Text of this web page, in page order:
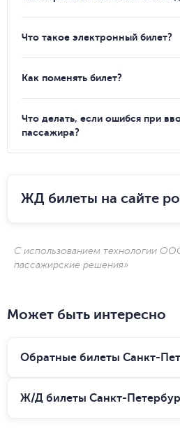
Что такое электронный билет?
Как поменять билет?
Что делать, если ошибся при
пассажира?
ЖД билеты на сайте
С использованием технологии
пассажирские решения»
Может быть интересно
Обратные билеты Санкт-
Ж/Д билеты Санкт-